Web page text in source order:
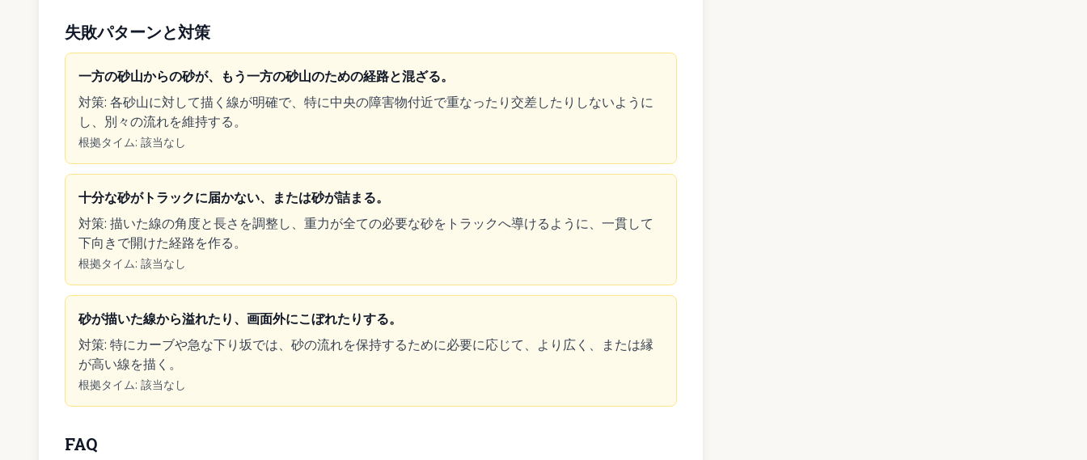
失敗パターンと対策
一方の砂山からの砂が、もう一方の砂山のための経路と混ざる。
対策: 各砂山に対して描く線が明確で、特に中央の障害物付近で重なったり交差したりしないように
し、別々の流れを維持する。
根拠タイム: 該当なし
十分な砂がトラックに届かない、または砂が詰まる。
対策: 描いた線の角度と長さを調整し、重力が全ての必要な砂をトラックへ導けるように、一貫して
下向きで開けた経路を作る。
根拠タイム: 該当なし
砂が描いた線から溢れたり、画面外にこぼれたりする。
対策: 特にカーブや急な下り坂では、砂の流れを保持するために必要に応じて、より広く、または縁
が高い線を描く。
根拠タイム: 該当なし
FAQ